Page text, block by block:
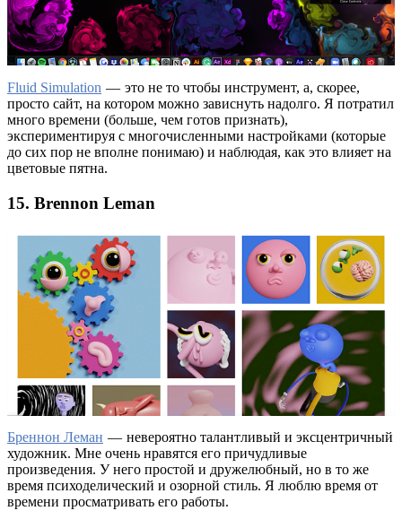
Fluid Simulation — это не то чтобы инструмент, а, скорее,
просто сайт, на котором можно зависнуть надолго. Я потратил
много времени (больше, чем готов признать),
экспериментируя с многочисленными настройками (которые
до сих пор не вполне понимаю) и наблюдая, как это влияет на
цветовые пятна.
15. Brennon Leman
Бреннон Леман — невероятно талантливый и эксцентричный
художник. Мне очень нравятся его причудливые
произведения. У него простой и дружелюбный, но в то же
время психоделический и озорной стиль. Я люблю время от
времени просматривать его работы.